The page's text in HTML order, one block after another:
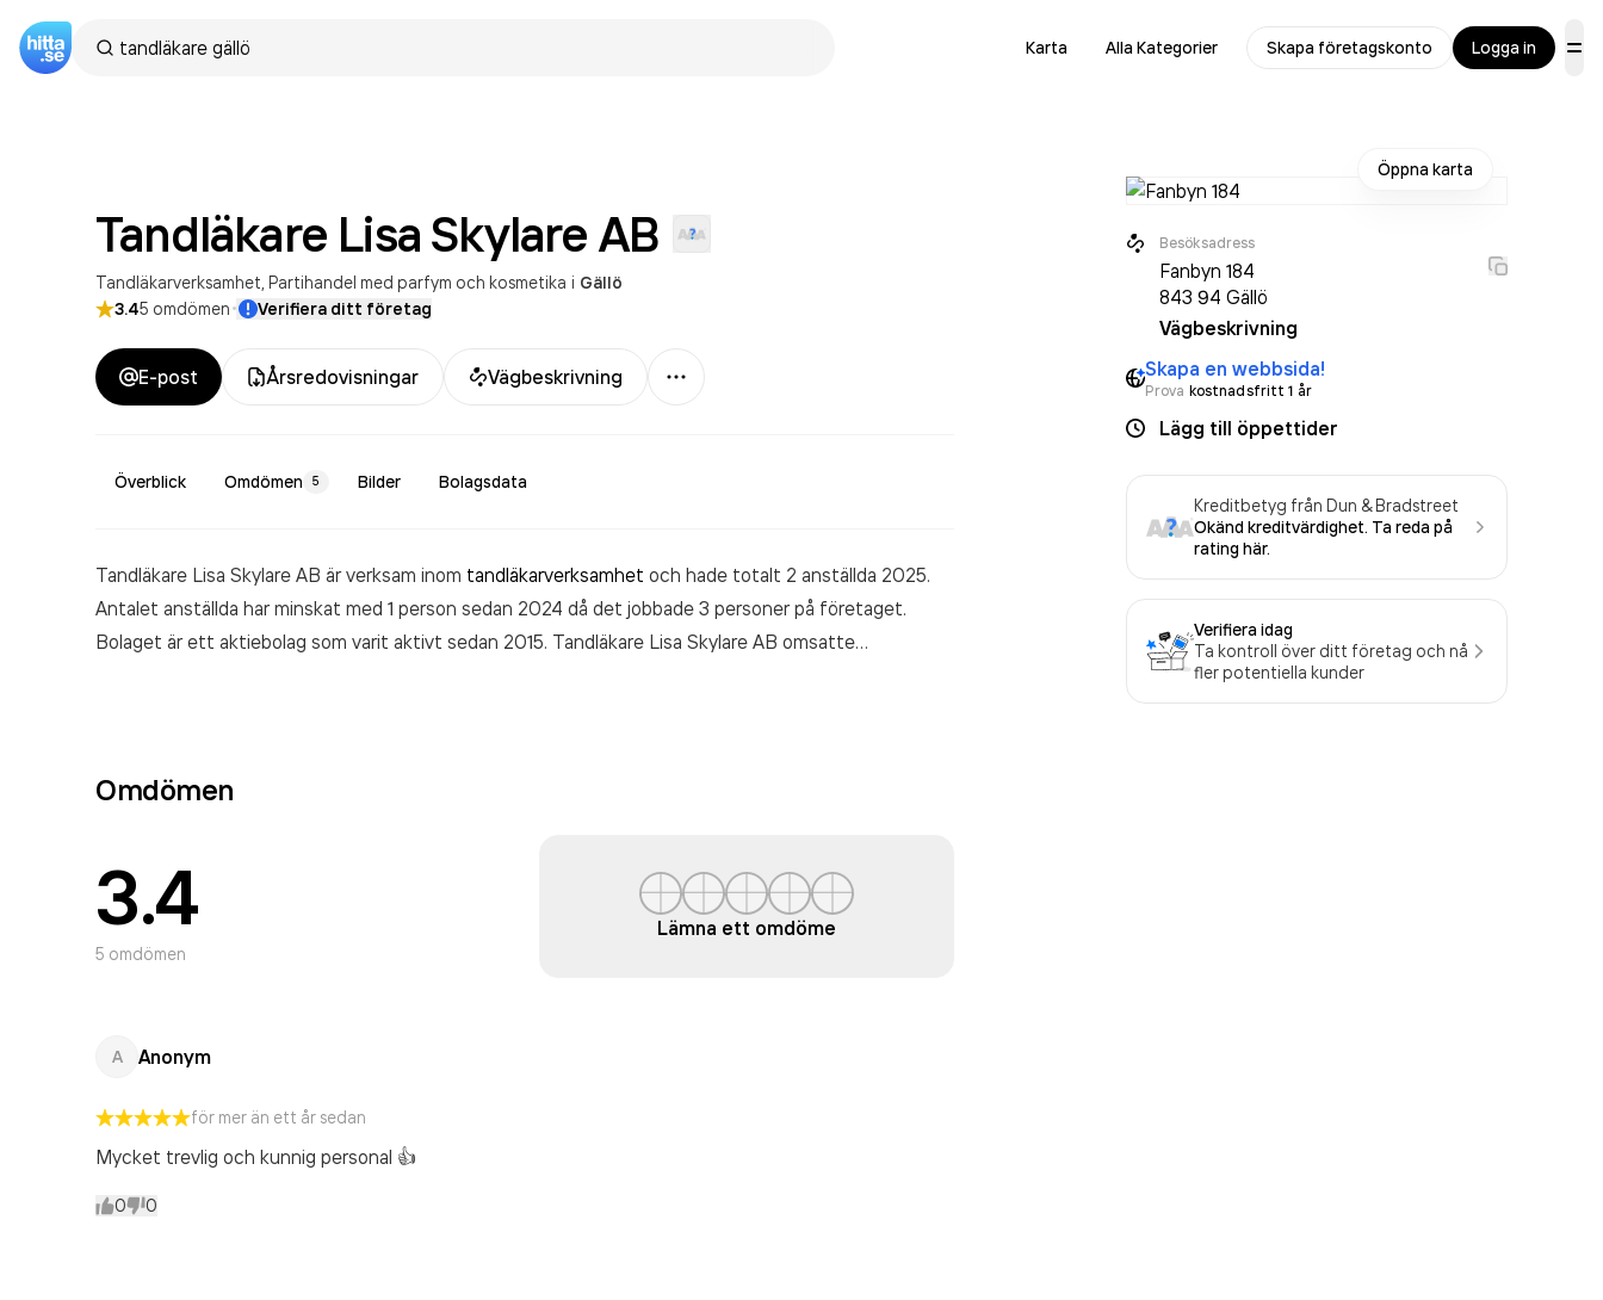
Karta Alla Kategorier Skapa företagskonto Logga in
Tandläkare Lisa Skylare AB
Tandläkarverksamhet Partihandel med parfym och kosmetika i Gällö
3.45 omdömen· Verifiera ditt företag
E-post Årsredovisningar Vägbeskrivning
Mer
Överblick Omdömen 5 Bilder Bolagsdata
Tandläkare Lisa Skylare AB är verksam inom tandläkarverksamhet och hade totalt 2 anställda 2025.
Antalet anställda har minskat med 1 person sedan 2024 då det jobbade 3 personer på företaget.
Bolaget är ett aktiebolag som varit aktivt sedan 2015. Tandläkare Lisa Skylare AB omsatte
Omdömen
3.4
5 omdömen
Lämna ett omdöme
A Anonym
för mer än ett år sedan
Mycket trevlig och kunnig personal 👍
0 0
Öppna karta
Besöksadress
Fanbyn 184
843 94 Gällö
Vägbeskrivning
Skapa en webbsida!
Prova kostnadsfritt 1 år
Lägg till öppettider
Kreditbetyg från Dun & Bradstreet
Okänd kreditvärdighet. Ta reda på
rating här.
Verifiera idag
Ta kontroll över ditt företag och nå
fler potentiella kunder